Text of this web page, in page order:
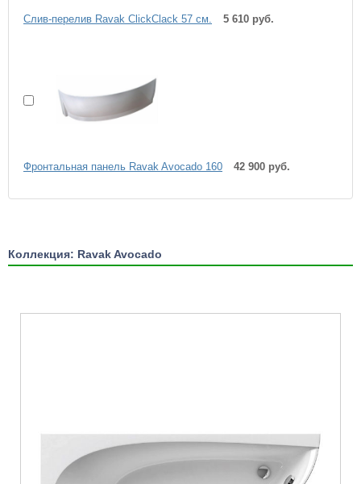
Слив-перелив Ravak ClickClack 57 см. 5 610 руб.
Фронтальная панель Ravak Avocado 160 42 900 руб.
Коллекция: Ravak Avocado